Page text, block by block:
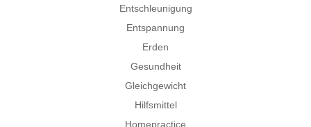
Entschleunigung
Entspannung
Erden
Gesundheit
Gleichgewicht
Hilfsmittel
Homepractice